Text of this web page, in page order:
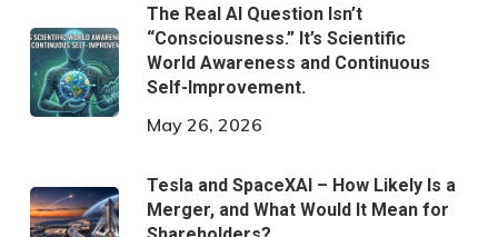
The Real AI Question Isn’t
“Consciousness.” It’s Scientific
World Awareness and Continuous
Self-Improvement.
May 26, 2026
Tesla and SpaceXAI – How Likely Is a
Merger, and What Would It Mean for